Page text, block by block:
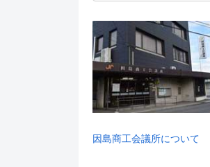
因島商工会議所について